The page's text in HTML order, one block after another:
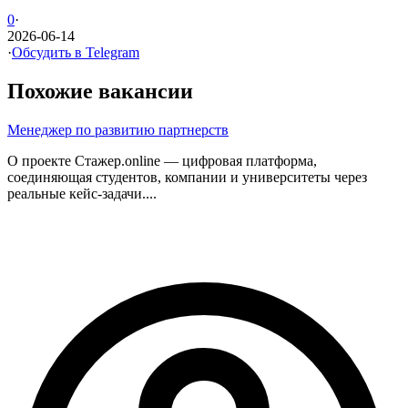
0·
2026-06-14
·Обсудить в Telegram
Похожие вакансии
Менеджер по развитию партнерств
О проекте Стажер.online — цифровая платформа,
соединяющая студентов, компании и университеты через
реальные кейс-задачи....